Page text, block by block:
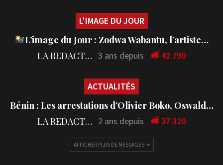
L'IMAGE DU JOUR
L’image du Jour : Zodwa Wabantu, l’artiste…
LA REDACTION 3 ans depuis 42 790
ACTUALITÉS
Bénin : Les arrestations d’Olivier Boko, Oswald…
LA REDACTION 2 ans depuis 37 320
AFFICHER PLUS DE MESSAGES